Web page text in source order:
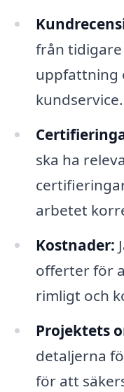
från
uppfattning
kundservice.
ska ha
arbetet
Kostnader:
offerter för
rimligt och
Projektets
detaljerna
för att